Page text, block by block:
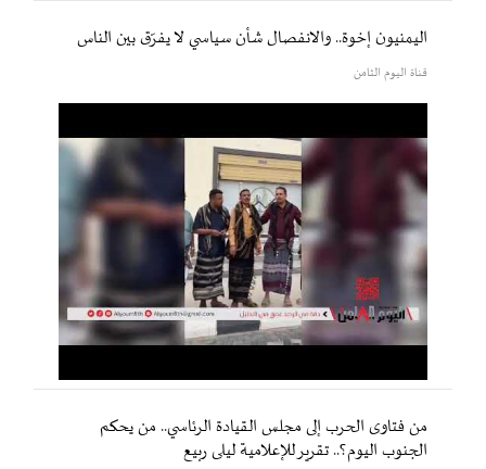
اليمنيون إخوة.. والانفصال شأن سياسي لا يفرّق بين الناس
قناة اليوم الثامن
من فتاوى الحرب إلى مجلس القيادة الرئاسي.. من يحكم
الجنوب اليوم؟.. تقرير للإعلامية ليلى ربيع